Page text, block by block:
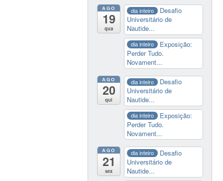
AGO
19
qua
dia inteiro
Desafio
Universitário de
Nautide...
dia inteiro
Exposição:
Perder Tudo.
Novament...
AGO
20
qui
dia inteiro
Desafio
Universitário de
Nautide...
dia inteiro
Exposição:
Perder Tudo.
Novament...
AGO
21
sex
dia inteiro
Desafio
Universitário de
Nautide...